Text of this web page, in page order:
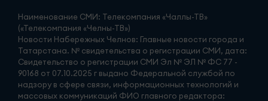
Наименование СМИ: Телекомпания «Чаллы-ТВ»
(«Телекомпания «Челны-ТВ»)
Новости Набережных Челнов: Главные новости города и
Татарстана. № свидетельства о регистрации СМИ, дата:
Свидетельство о регистрации СМИ Эл № ЭЛ № ФС 77 -
90168 от 07.10.2025 г выдано Федеральной службой по
надзору в сфере связи, информационных технологий и
массовых коммуникаций ФИО главного редактора: